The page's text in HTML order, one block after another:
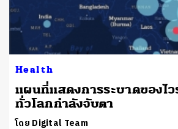
Health
แผนที่แสดงการระบาดของไว
ทั่วโลกกำลังจับตา
โดย Digital Team